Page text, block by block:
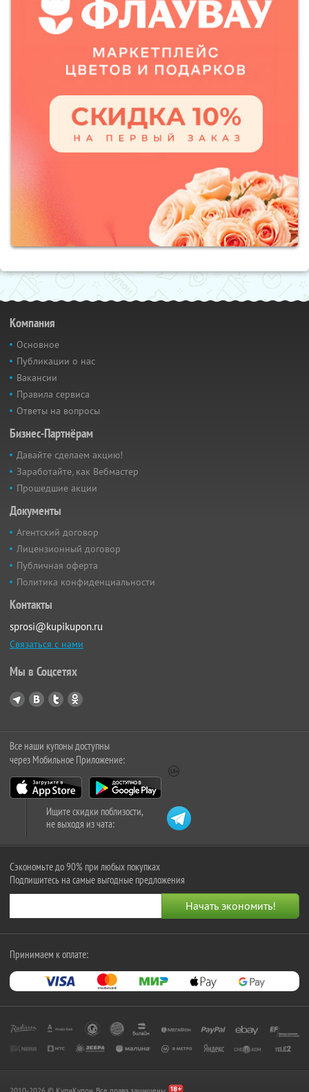
Компания
Основное
Публикации о нас
Вакансии
Правила сервиса
Ответы на вопросы
Бизнес-Партнёрам
Давайте сделаем акцию!
Заработайте, как Вебмастер
Прошедшие акции
Документы
Агентский договор
Лицензионный договор
Публичная оферта
Политика конфиденциальности
Контакты
sprosi@kupikupon.ru
Связаться с нами
Мы в Соцсетях
Все наши купоны доступны
через Мобильное Приложение:
Ищите скидки поблизости,
не выходя из чата:
Сэкономьте до 90% при любых покупках
Подпишитесь на самые выгодные предложения
Принимаем к оплате: